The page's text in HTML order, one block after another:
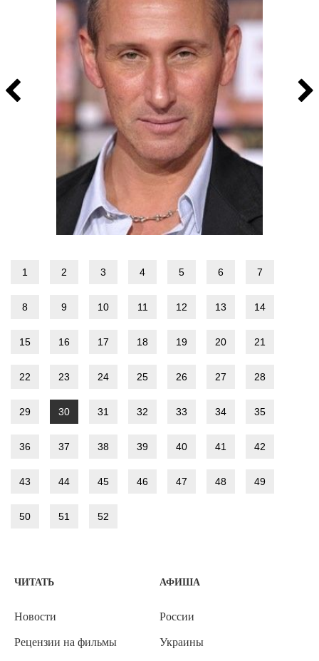
1 2 3 4 5 6 7
8 9 10 11 12 13 14
15 16 17 18 19 20 21
22 23 24 25 26 27 28
29 30 31 32 33 34 35
36 37 38 39 40 41 42
43 44 45 46 47 48 49
50 51 52
ЧИТАТЬ
Новости
Рецензии на фильмы
АФИША
России
Украины